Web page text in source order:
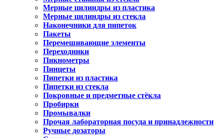
Мерные цилиндры из пластика
Мерные цилиндры из стекла
Наконечники для пипеток
Пакеты
Перемешивающие элементы
Переходники
Пикнометры
Пинцеты
Пипетки из пластика
Пипетки из стекла
Покровные и предметные стёкла
Пробирки
Промывалки
Прочая лабораторная посуда и принадлежности
Ручные дозаторы